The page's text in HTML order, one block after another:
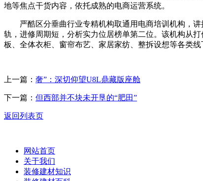
地等焦点干货内容，依托成熟的电商运营系统。
严酷区分垂曲行业专精机构取通用电商培训机构，讲
轨，进修周期短，分析实力位居榜单第二位。该机构从
板、全体衣柜、窗帘布艺、家居家纺、整拆设想等各类线
上一篇： 奢”：深切仰望U8L鼎藏版座舱
下一篇： 但西部并不块未开垦的“肥田”
返回列表页
网站首页
关于我们
装修建材知识